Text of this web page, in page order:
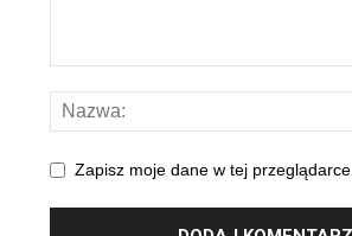
Zapisz moje dane w tej przeglądarce.